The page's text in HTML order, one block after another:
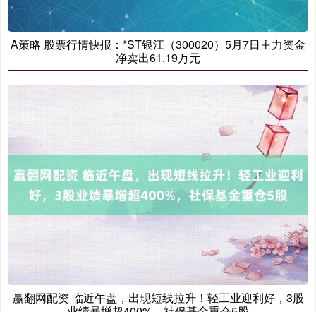
A策略 股票行情快报：*ST银江（300020）5月7日主力资金
净卖出61.19万元
赢翻网配资 临近午盘，出现短线拉升！轻工业迎利好，3股